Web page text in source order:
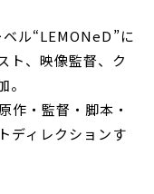
ル“LEMONeD”に
ト、映像監督、ク
作・監督・脚本・
ディレクションす